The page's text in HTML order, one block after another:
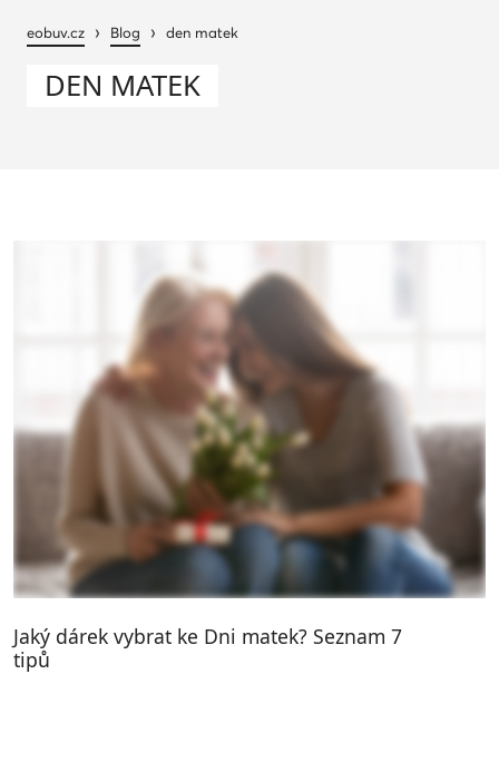
eobuv.cz › Blog › den matek
DEN MATEK
Jaký dárek vybrat ke Dni matek? Seznam 7
tipů